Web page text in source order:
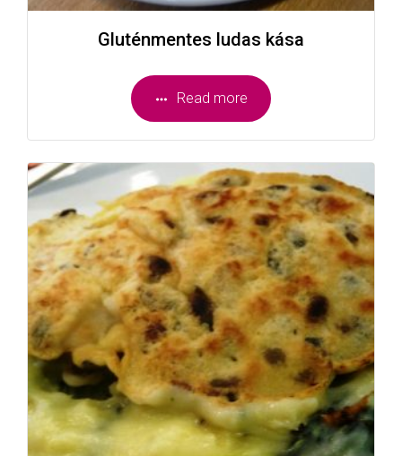
Gluténmentes ludas kása
Read more